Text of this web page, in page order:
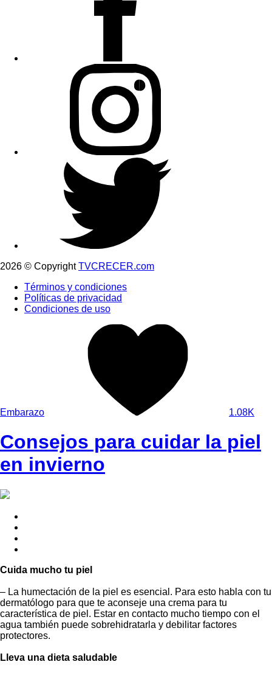
2026 © CopyrightTVCRECER.com
Términos y condiciones
Políticas de privacidad
Condiciones de uso
Embarazo 1.08K
Consejos para cuidar la piel
en invierno
Cuida mucho tu piel
– La humectación de la piel es esencial. Para esto habla con tu
dermatólogo para que te aconseje una crema para tu
característica de piel. Estar en contacto mucho tiempo con el
agua también puede sobrehidratarla y debilitar factores
protectores.
Lleva una dieta saludable